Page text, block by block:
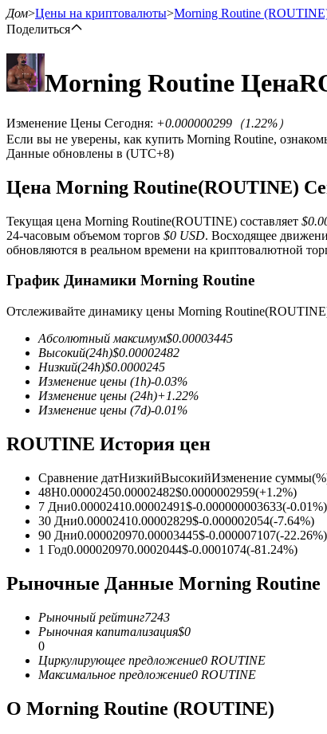
Фьючерсы
USDT-фьючерсы
Криптовалютные фьючерсы
TradFi
Деривативы на акции, форекс, драгоценные
USDC фьючерсы
Дом>Цены на криптовалюты>Morning Routine
Поделиться
Morning Routine Цена
Изменение Цены Сегодня: +0.000000299 （1.22%）
Если вы не уверены, как купить Morning Routine,
Данные обновлены в (UTC+8)
Цена Morning Routine(ROUTINE)
Текущая цена Morning Routine(ROUTINE) составляет
24-часовым объемом торгов $0 USD. Восходящее
обновляются в реальном времени на криптовалютной
График Динамики Morning Routine
Отслеживайте динамику цены Morning
Абсолютный максимум$0.00003445
Высокий(24h)$0.00002482
Низкий(24h)$0.0000245
Изменение цены (1h)-0.03%
Изменение цены (24h)+1.22%
Изменение цены (7d)-0.01%
ROUTINE История цен
Сравнение датНизкийВысокийИзменение суммы
48H0.00002450.00002482$0.0000002959(+1.2%)
7 Дни0.00002410.00002491$-0.000000003633(-0.01%)
30 Дни0.00002410.00002829$-0.000002054(-7.64%)
90 Дни0.000020970.00003445$-0.000007107(-22.26%)
1 Год0.000020970.0002044$-0.0001074(-81.24%)
Рыночные Данные Morning Routine
Рыночный рейтинг7243
Рыночная капитализация$0
0
Циркулирующее предложение0 ROUTINE
Максимальное предложение0 ROUTINE
О Morning Routine (ROUTINE)